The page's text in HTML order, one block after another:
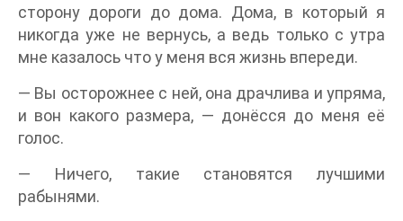
сторону дороги до дома. Дома, в который я
никогда уже не вернусь, а ведь только с утра
мне казалось что у меня вся жизнь впереди.
— Вы осторожнее с ней, она драчлива и упряма,
и вон какого размера, — донёсся до меня её
голос.
— Ничего, такие становятся лучшими
рабынями.